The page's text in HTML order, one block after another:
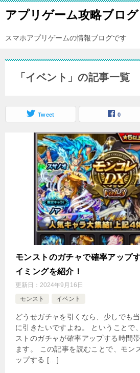
アプリゲーム攻略ブログ
スマホアプリゲームの情報ブログです
「イベント」の記事一覧
Tweet 0
モンストのガチャで確率アップ
イミングを紹介！
更新日： 2024年9月16日
モンスト
イベント
どうせガチャを引くなら、少しでも
に引きたいですよね。 ということで
ストのガチャが確率アップする時間
ます。 この記事を読むことで、モン
ップする […]